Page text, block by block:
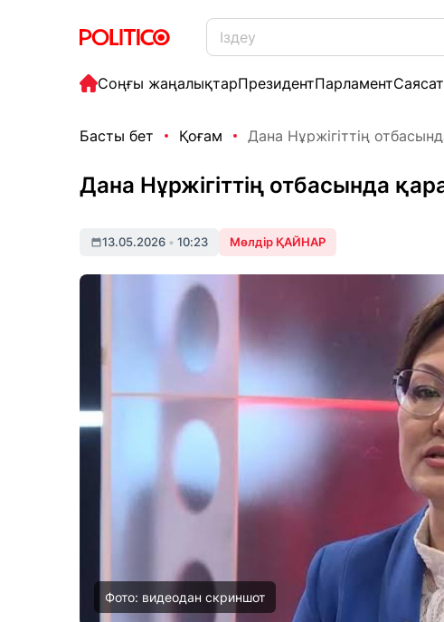
Соңғы жаңалықтарПрезидентПарламентСаясат
Басты бет Қоғам Дана Нұржігіттің
Дана Нұржігіттің отбасында
13.05.2026 • 10:23 Мөлдір ҚАЙНАР
Фото: видеодан скриншот